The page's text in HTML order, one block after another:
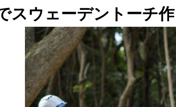
スウェーデントーチ